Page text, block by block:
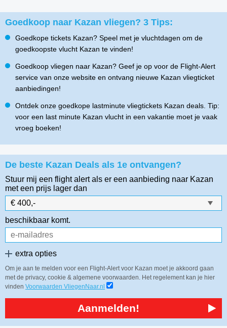
Goedkoop naar Kazan vliegen? 3 Tips:
Goedkope tickets Kazan? Speel met je vluchtdagen om de
goedkoopste vlucht Kazan te vinden!
Goedkoop vliegen naar Kazan? Geef je op voor de Flight-Alert
service van onze website en ontvang nieuwe Kazan vliegticket
aanbiedingen!
Ontdek onze goedkope lastminute vliegtickets Kazan deals. Tip:
voor een last minute Kazan vlucht in een vakantie moet je vaak
vroeg boeken!
De beste Kazan Deals als 1e ontvangen?
Stuur mij een flight alert als er een aanbieding naar Kazan
met een prijs lager dan
beschikbaar komt.
extra opties
Om je aan te melden voor een Flight-Alert voor Kazan moet je akkoord gaan
met de privacy, cookie & algemene voorwaarden. Het regelement kan je hier
vinden Voorwaarden VliegenNaar.nl
Aanmelden!